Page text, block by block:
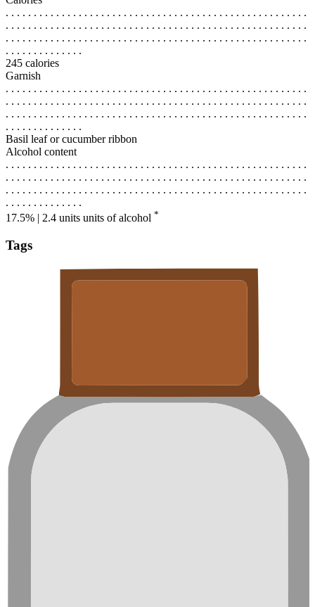
. . . . . . . . . . . . . . . . . . . . . . . . . . . . . . . . . . . . . . . . . . . . . . . . . . . . . .
. . . . . . . . . . . . . . . . . . . . . . . . . . . . . . . . . . . . . . . . . . . . . . . . . . . . . .
. . . . . . . . . . . . . . . . . . . . . . . . . . . . . . . . . . . . . . . . . . . . . . . . . . . . . .
. . . . . . . . . . . . . .
245 calories
Garnish
. . . . . . . . . . . . . . . . . . . . . . . . . . . . . . . . . . . . . . . . . . . . . . . . . . . . . .
. . . . . . . . . . . . . . . . . . . . . . . . . . . . . . . . . . . . . . . . . . . . . . . . . . . . . .
. . . . . . . . . . . . . . . . . . . . . . . . . . . . . . . . . . . . . . . . . . . . . . . . . . . . . .
. . . . . . . . . . . . . .
Basil leaf or cucumber ribbon
Alcohol content
. . . . . . . . . . . . . . . . . . . . . . . . . . . . . . . . . . . . . . . . . . . . . . . . . . . . . .
. . . . . . . . . . . . . . . . . . . . . . . . . . . . . . . . . . . . . . . . . . . . . . . . . . . . . .
. . . . . . . . . . . . . . . . . . . . . . . . . . . . . . . . . . . . . . . . . . . . . . . . . . . . . .
. . . . . . . . . . . . . .
17.5% | 2.4 units units of alcohol *
Tags